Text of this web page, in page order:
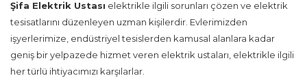
Şifa Elektrik Ustası elektrikle ilgili sorunları çözen ve elektrik
tesisatlarını düzenleyen uzman kişilerdir. Evlerimizden
işyerlerimize, endüstriyel tesislerden kamusal alanlara kadar
geniş bir yelpazede hizmet veren elektrik ustaları, elektrikle ilgili
her türlü ihtiyacımızı karşılarlar.